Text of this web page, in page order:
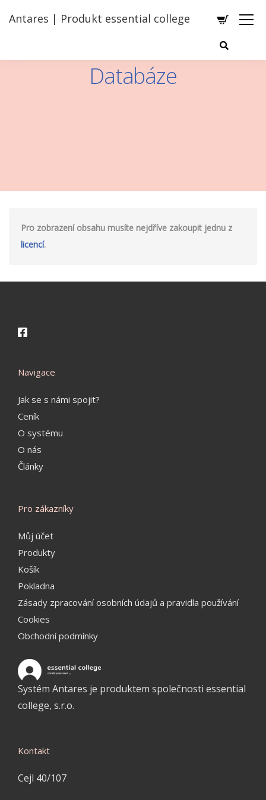
Antares | Produkt essential college
Databáze
Pro zobrazení obsahu musíte nejdříve zakoupit jednu z
licencí.
Navigace
Jak se s námi spojit?
Ceník
O systému
O nás
Články
Pro zákazníky
Můj účet
Produkty
Košík
Pokladna
Zásady zpracování osobních údajů a pravidla používání
Cookies
Obchodní podmínky
Systém Antares je produktem společnosti essential
college, s.r.o.
Kontakt
Cejl 40/107